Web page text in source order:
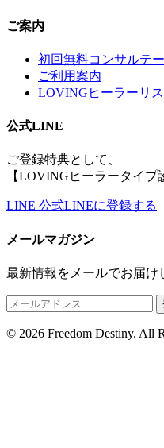
ご案内
初回無料コンサルテ
ご利用案内
LOVINGヒーラーリス
公式LINE
ご登録特典として、
【LOVINGヒーラータイプ
LINE 公式LINEに登録する
メールマガジン
最新情報をメールでお届け
© 2026 Freedom Destiny. All